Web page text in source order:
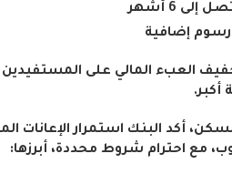
6 أشهر
رسوم إضافية
العبء المالي على
أكد البنك استمرار الإعانات
مع احترام شروط محددة، أبرزها: